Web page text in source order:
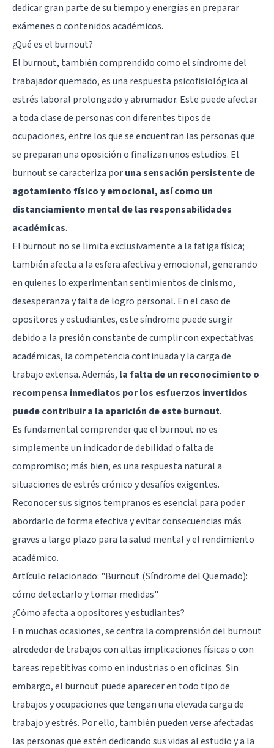
dedicar gran parte de su tiempo y energías en preparar
exámenes o contenidos académicos.
¿Qué es el burnout?
El burnout, también comprendido como el síndrome del
trabajador quemado, es una respuesta psicofisiológica al
estrés laboral prolongado y abrumador. Este puede afectar
a toda clase de personas con diferentes tipos de
ocupaciones, entre los que se encuentran las personas que
se preparan una oposición o finalizan unos estudios. El
burnout se caracteriza poruna sensación persistente de
agotamiento físico y emocional, así como un
distanciamiento mental de las responsabilidades
académicas.
El burnout no se limita exclusivamente a la fatiga física;
también afecta a la esfera afectiva y emocional, generando
en quienes lo experimentan sentimientos de cinismo,
desesperanza y falta de logro personal. En el caso de
opositores y estudiantes, este síndrome puede surgir
debido a la presión constante de cumplir con expectativas
académicas, la competencia continuada y la carga de
trabajo extensa. Además, la falta de un reconocimiento o
recompensa inmediatos por los esfuerzos invertidos
puede contribuir a la aparición de este burnout.
Es fundamental comprender que el burnout no es
simplemente un indicador de debilidad o falta de
compromiso; más bien, es una respuesta natural a
situaciones de estrés crónico y desafíos exigentes.
Reconocer sus signos tempranos es esencial para poder
abordarlo de forma efectiva y evitar consecuencias más
graves a largo plazo para la salud mental y el rendimiento
académico.
Artículo relacionado: "Burnout (Síndrome del Quemado):
cómo detectarlo y tomar medidas"
¿Cómo afecta a opositores y estudiantes?
En muchas ocasiones, se centra la comprensión del burnout
alrededor de trabajos con altas implicaciones físicas o con
tareas repetitivas como en industrias o en oficinas. Sin
embargo, el burnout puede aparecer en todo tipo de
trabajos y ocupaciones que tengan una elevada carga de
trabajo y estrés. Por ello, también pueden verse afectadas
las personas que estén dedicando sus vidas al estudio y a la